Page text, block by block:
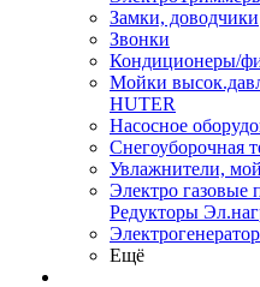
Замки, доводчики
Звонки
Кондиционеры/
Мойки
HUTER
Насосное
Снегоуборочная
Увлажнители,
Электро газовые
Редукторы
Ещё